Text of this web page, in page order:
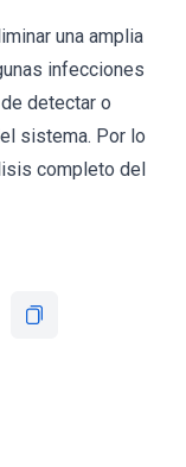
una amplia
infecciones
detectar o
sistema. Por lo
completo del